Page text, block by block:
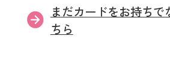
外
部
まだカードをお持ちで
ちら